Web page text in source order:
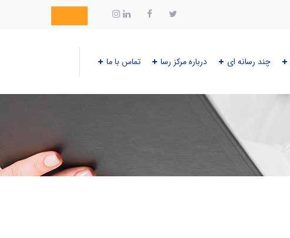
چند رسانه ای درباره مرکز رسا تماس با ما